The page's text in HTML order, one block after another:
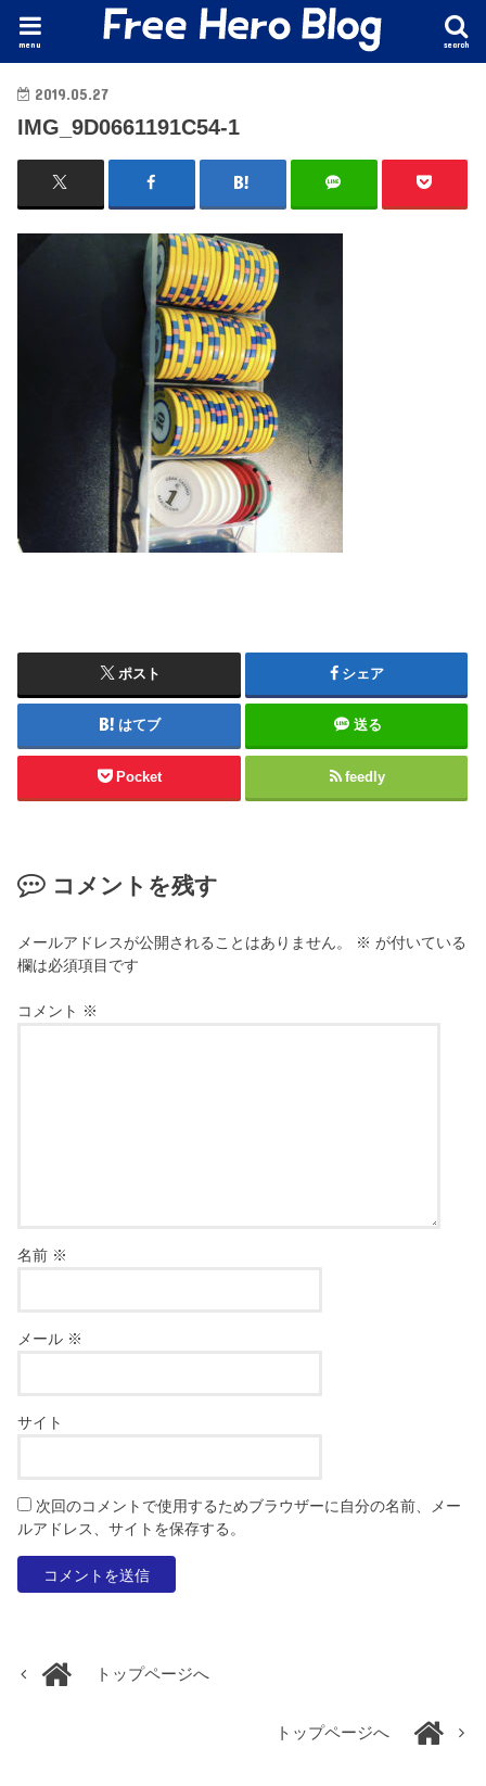
search
menu
2019.05.27
IMG_9D0661191C54-1
ポスト シェア
はてブ 送る
Pocket feedly
コメントを残す
メールアドレスが公開されることはありません。 ※ が付いている
欄は必須項目です
コメント ※
名前 ※
メール ※
サイト
次回のコメントで使用するためブラウザーに自分の名前、メー
ルアドレス、サイトを保存する。
トップページへ
トップページへ